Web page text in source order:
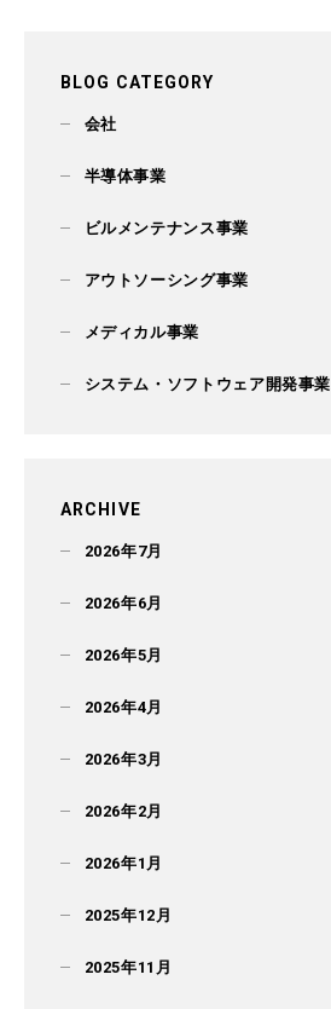
BLOG CATEGORY
会社
半導体事業
ビルメンテナンス事業
アウトソーシング事業
メディカル事業
システム・ソフトウェア開発事業
ARCHIVE
2026年7月
2026年6月
2026年5月
2026年4月
2026年3月
2026年2月
2026年1月
2025年12月
2025年11月